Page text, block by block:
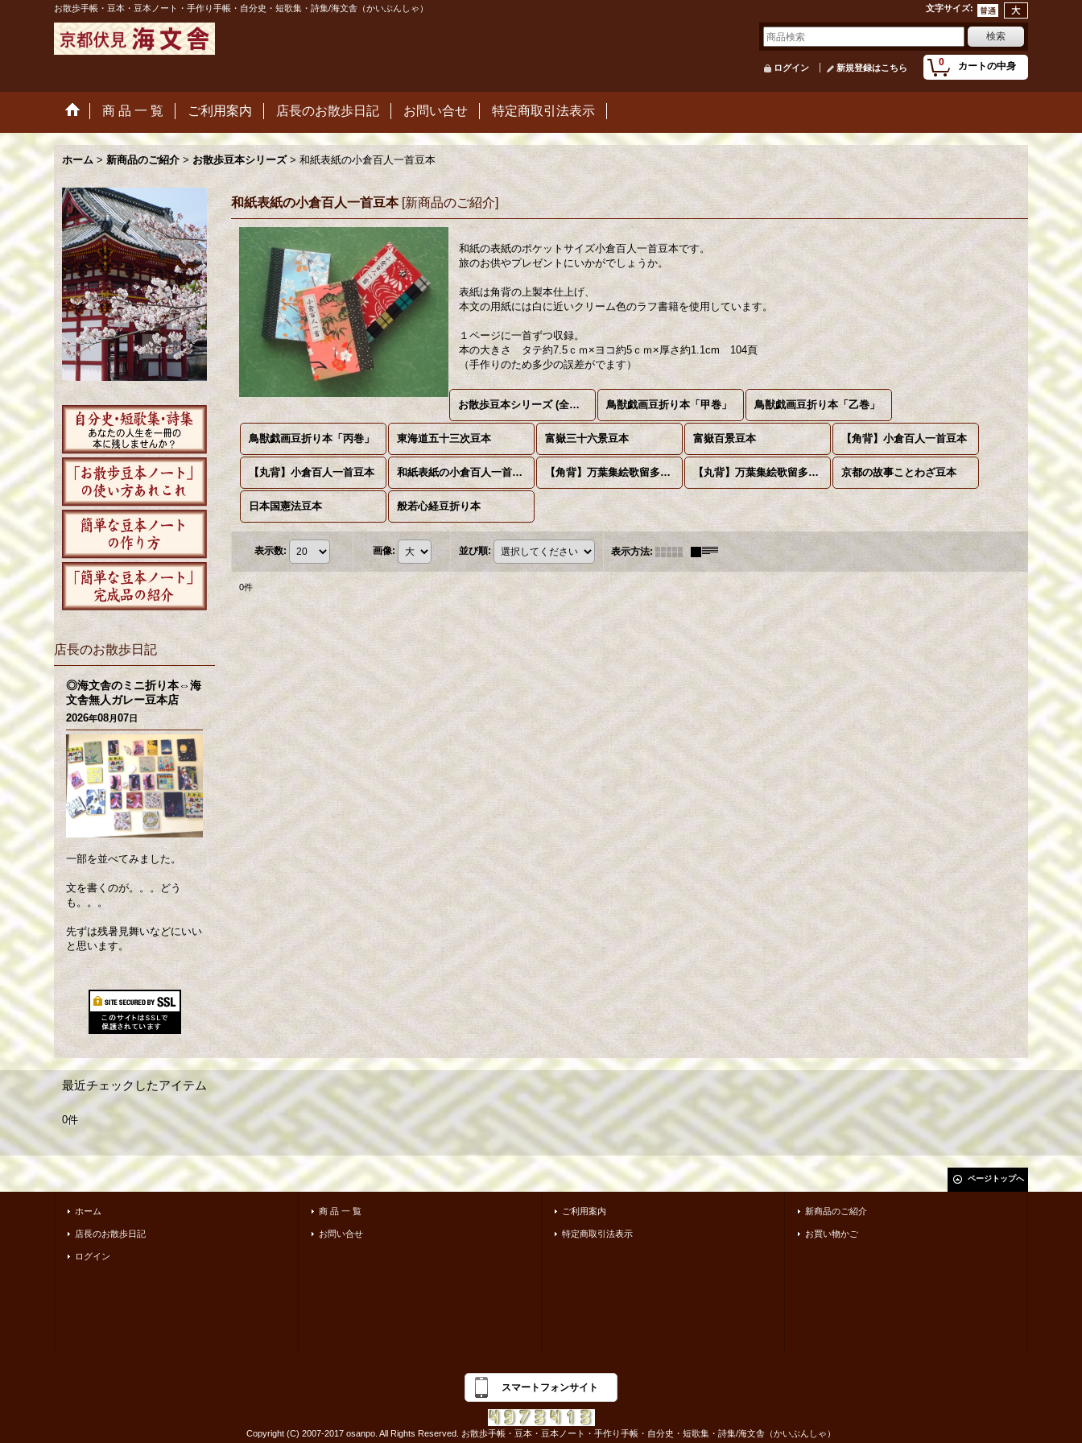
お散歩手帳・豆本・豆本ノート・手作り手帳・自分史・短歌集・詩集/海文舎（かいぶんしゃ） 文字サイズ:
0 カートの中身
ログイン 新規登録はこちら
商 品 一 覧 ご利用案内 店長のお散歩日記 お問い合せ 特定商取引法表示
ホーム > 新商品のご紹介 > お散歩豆本シリーズ > 和紙表紙の小倉百人一首豆本
店長のお散歩日記
◎海文舎のミニ折り本⇔海
文舎無人ガレー豆本店
2026年08月07日
一部を並べてみました。
文を書くのが。。。どう
も。。。
先ずは残暑見舞いなどにいい
と思います。
和紙表紙の小倉百人一首豆本 [新商品のご紹介]
和紙の表紙のポケットサイズ小倉百人一首豆本です。
旅のお供やプレゼントにいかがでしょうか。
表紙は角背の上製本仕上げ、
本文の用紙には白に近いクリーム色のラフ書籍を使用しています。
１ページに一首ずつ収録。
本の大きさ タテ約7.5ｃｍ×ヨコ約5ｃｍ×厚さ約1.1cm 104頁
（手作りのため多少の誤差がでます）
お散歩豆本シリーズ (全商品) 鳥獣戯画豆折り本「甲巻」 鳥獣戯画豆折り本「乙巻」
鳥獣戯画豆折り本「丙巻」 東海道五十三次豆本 富嶽三十六景豆本 富嶽百景豆本 【角背】小倉百人一首豆本
【丸背】小倉百人一首豆本 和紙表紙の小倉百人一首豆本 【角背】万葉集絵歌留多豆本 【丸背】万葉集絵歌留多豆本 京都の故事ことわざ豆本
日本国憲法豆本 般若心経豆折り本
表示数: 画像: 並び順: 表示方法:
0件
最近チェックしたアイテム
0件
ページトップへ
ホーム
店長のお散歩日記
ログイン
商 品 一 覧
お問い合せ
ご利用案内
特定商取引法表示
新商品のご紹介
お買い物かご
スマートフォンサイト
Copyright (C) 2007-2017 osanpo. All Rights Reserved. お散歩手帳・豆本・豆本ノート・手作り手帳・自分史・短歌集・詩集/海文舎（かいぶんしゃ）